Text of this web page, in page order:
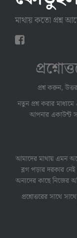
মাথায় কতো প্রশ্ন
প্রশ্ন করুন,
নতুন প্রশ্ন করার
আপনার একাউন্ট
আমাদের মাথায় এমন
ব্লগ পড়ার দরকার
অন্যদের কাছে নিজের
প্রশ্নোত্তরের সাথে